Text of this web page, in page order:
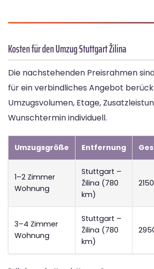
Kosten für den Umzug Stuttgart Žilina
Die nachstehenden Preisrahmen
für ein verbindliches Angebot
Umzugsvolumen, Etage,
Wunschtermin individuell.
Umzugsgröße Entfernung
1–2 Zimmer
Wohnung
Stuttgart –
Žilina (780
km)
3–4 Zimmer
Wohnung
Stuttgart –
Žilina (780
km)